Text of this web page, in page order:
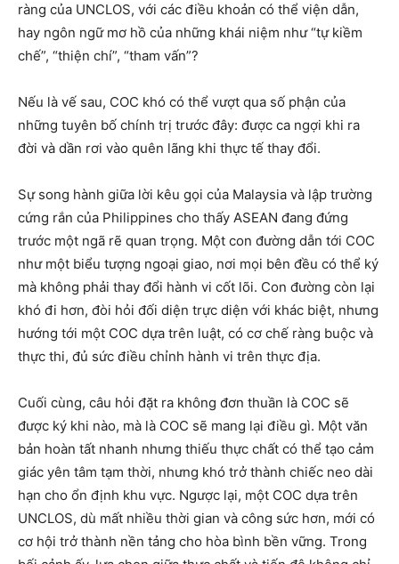
ràng của UNCLOS, với các điều khoản có thể viện dẫn,
hay ngôn ngữ mơ hồ của những khái niệm như “tự kiềm
chế”, “thiện chí”, “tham vấn”?
Nếu là vế sau, COC khó có thể vượt qua số phận của
những tuyên bố chính trị trước đây: được ca ngợi khi ra
đời và dần rơi vào quên lãng khi thực tế thay đổi.
Sự song hành giữa lời kêu gọi của Malaysia và lập trường
cứng rắn của Philippines cho thấy ASEAN đang đứng
trước một ngã rẽ quan trọng. Một con đường dẫn tới COC
như một biểu tượng ngoại giao, nơi mọi bên đều có thể ký
mà không phải thay đổi hành vi cốt lõi. Con đường còn lại
khó đi hơn, đòi hỏi đối diện trực diện với khác biệt, nhưng
hướng tới một COC dựa trên luật, có cơ chế ràng buộc và
thực thi, đủ sức điều chỉnh hành vi trên thực địa.
Cuối cùng, câu hỏi đặt ra không đơn thuần là COC sẽ
được ký khi nào, mà là COC sẽ mang lại điều gì. Một văn
bản hoàn tất nhanh nhưng thiếu thực chất có thể tạo cảm
giác yên tâm tạm thời, nhưng khó trở thành chiếc neo dài
hạn cho ổn định khu vực. Ngược lại, một COC dựa trên
UNCLOS, dù mất nhiều thời gian và công sức hơn, mới có
cơ hội trở thành nền tảng cho hòa bình bền vững. Trong